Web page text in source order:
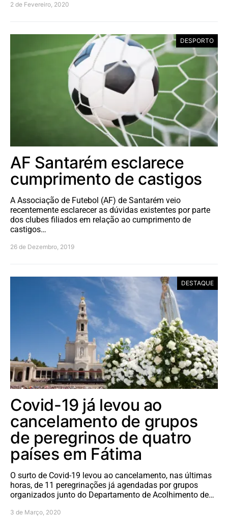
2 de Fevereiro, 2020
DESPORTO
AF Santarém esclarece
cumprimento de castigos
A Associação de Futebol (AF) de Santarém veio
recentemente esclarecer as dúvidas existentes por parte
dos clubes filiados em relação ao cumprimento de
castigos…
26 de Dezembro, 2019
DESTAQUE
Covid-19 já levou ao
cancelamento de grupos
de peregrinos de quatro
países em Fátima
O surto de Covid-19 levou ao cancelamento, nas últimas
horas, de 11 peregrinações já agendadas por grupos
organizados junto do Departamento de Acolhimento de…
3 de Março, 2020